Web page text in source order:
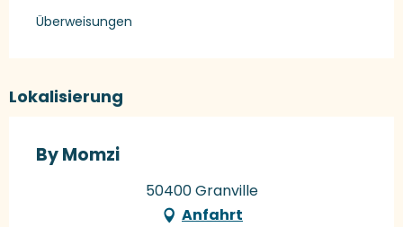
Überweisungen
Lokalisierung
By Momzi
50400 Granville
Anfahrt